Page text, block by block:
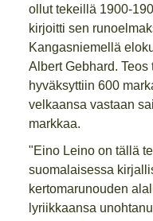
ollut tekeillä 1900-
kirjoitti sen
Kangasniemellä
Albert Gebhard.
hyväksyttiin 600
velkaansa vastaan
markkaa.
"Eino Leino on tällä
suomalaisessa
kertomarunouden
lyriikkaansa